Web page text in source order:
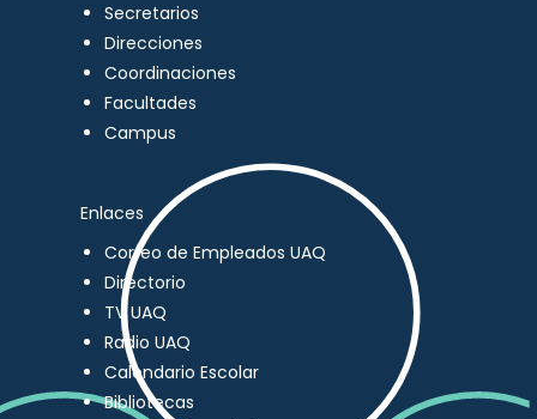
Secretarios
Direcciones
Coordinaciones
Facultades
Campus
Enlaces
Correo de Empleados UAQ
Directorio
TV UAQ
Radio UAQ
Calendario Escolar
Bibliotecas